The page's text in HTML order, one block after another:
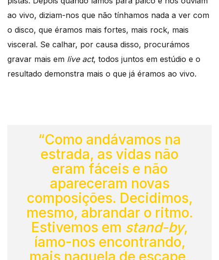
ao vivo, diziam-nos que não tínhamos nada a ver com
o disco, que éramos mais fortes, mais rock, mais
visceral. Se calhar, por causa disso, procurámos
gravar mais em live act, todos juntos em estúdio e o
resultado demonstra mais o que já éramos ao vivo.
“Como andávamos na
estrada, as vidas não
eram fáceis e não
apareceram novas
composições. Decidimos,
mesmo, abrandar o ritmo.
Estivemos em stand-by,
íamo-nos encontrando,
mais naquela de escape,